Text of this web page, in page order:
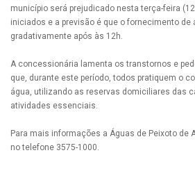
município será prejudicado nesta terça-feira
iniciados e a previsão é que o fornecimento de
gradativamente após às 12h.
A concessionária lamenta os transtornos e
que, durante este período, todos pratiquem o
água, utilizando as reservas domiciliares das
atividades essenciais.
Para mais informações a Águas de Peixoto de
no telefone 3575-1000.